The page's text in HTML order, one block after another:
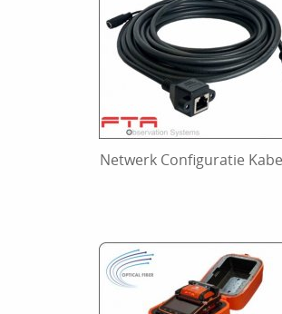
Netwerk Configuratie